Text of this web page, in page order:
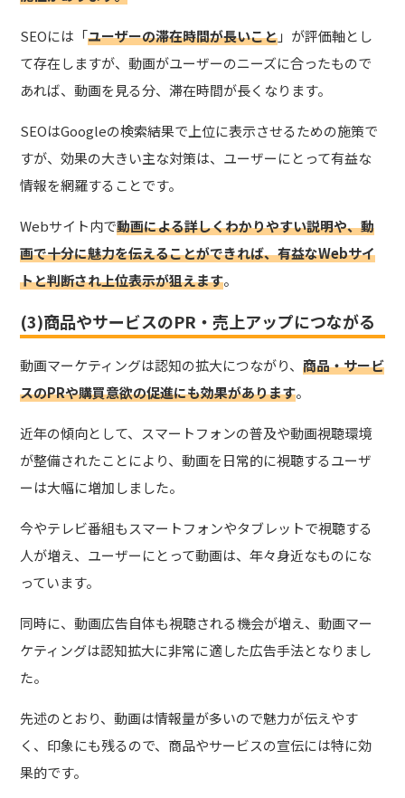
SEOには 「ユーザーの滞在時間が長いこと」 が評価軸とし
て存在しますが、動画がユーザーのニーズに合ったもので
あれば、動画を見る分、滞在時間が長くなります。
SEOはGoogleの検索結果で上位に表示させるための施策で
すが、効果の大きい主な対策は、ユーザーにとって有益な
情報を網羅することです。
Webサイト内で動画による詳しくわかりやすい説明や、動
画で十分に魅力を伝えることができれば、有益なWebサイ
トと判断され上位表示が狙えます。
(3)商品やサービスのPR・売上アップにつながる
動画マーケティングは認知の拡大につながり、商品・サービ
スのPRや購買意欲の促進にも効果があります。
近年の傾向として、スマートフォンの普及や動画視聴環境
が整備されたことにより、動画を日常的に視聴するユーザ
ーは大幅に増加しました。
今やテレビ番組もスマートフォンやタブレットで視聴する
人が増え、ユーザーにとって動画は、年々身近なものにな
っています。
同時に、動画広告自体も視聴される機会が増え、動画マー
ケティングは認知拡大に非常に適した広告手法となりまし
た。
先述のとおり、動画は情報量が多いので魅力が伝えやす
く、印象にも残るので、商品やサービスの宣伝には特に効
果的です。